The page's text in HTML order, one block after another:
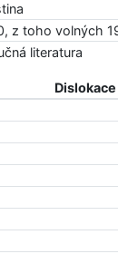
z toho volných
literatura
Dislokace